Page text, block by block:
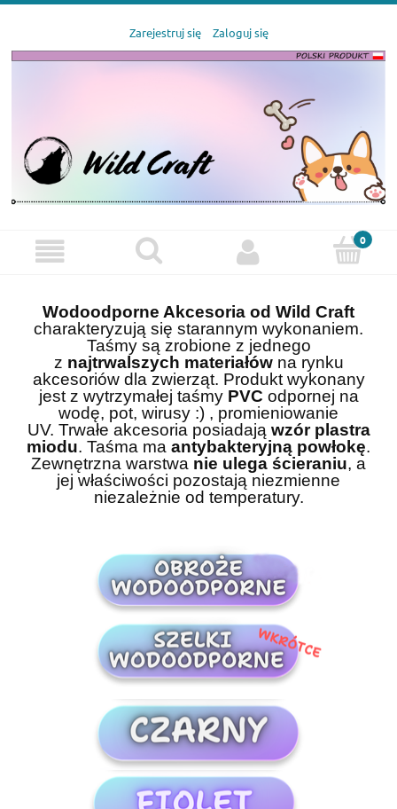
Zarejestruj się Zaloguj się
Wodoodporne Akcesoria od Wild Craft
charakteryzują się starannym wykonaniem.
Taśmy są zrobione z jednego
z najtrwalszych materiałówna rynku
akcesoriów dla zwierząt. Produkt wykonany
jest z wytrzymałej taśmy PVC odpornej na
wodę, pot, wirusy :) , promieniowanie
UV. Trwałe akcesoria posiadają wzór plastra
miodu. Taśma ma antybakteryjną powłokę.
Zewnętrzna warstwa nie ulega ścieraniu, a
jej właściwości pozostają niezmienne
niezależnie od temperatury.